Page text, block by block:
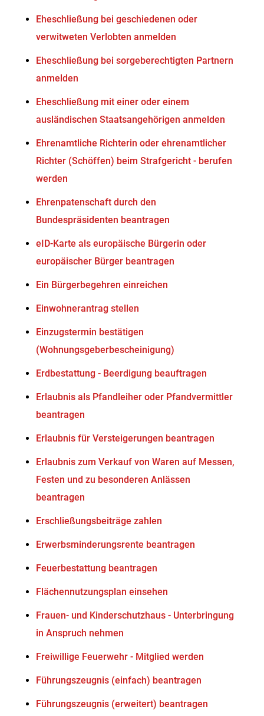
Eheschließung bei geschiedenen oder
verwitweten Verlobten anmelden
Eheschließung bei sorgeberechtigten Partnern
anmelden
Eheschließung mit einer oder einem
ausländischen Staatsangehörigen anmelden
Ehrenamtliche Richterin oder ehrenamtlicher
Richter (Schöffen) beim Strafgericht - berufen
werden
Ehrenpatenschaft durch den
Bundespräsidenten beantragen
eID-Karte als europäische Bürgerin oder
europäischer Bürger beantragen
Ein Bürgerbegehren einreichen
Einwohnerantrag stellen
Einzugstermin bestätigen
(Wohnungsgeberbescheinigung)
Erdbestattung - Beerdigung beauftragen
Erlaubnis als Pfandleiher oder Pfandvermittler
beantragen
Erlaubnis für Versteigerungen beantragen
Erlaubnis zum Verkauf von Waren auf Messen,
Festen und zu besonderen Anlässen
beantragen
Erschließungsbeiträge zahlen
Erwerbsminderungsrente beantragen
Feuerbestattung beantragen
Flächennutzungsplan einsehen
Frauen- und Kinderschutzhaus - Unterbringung
in Anspruch nehmen
Freiwillige Feuerwehr - Mitglied werden
Führungszeugnis (einfach) beantragen
Führungszeugnis (erweitert) beantragen